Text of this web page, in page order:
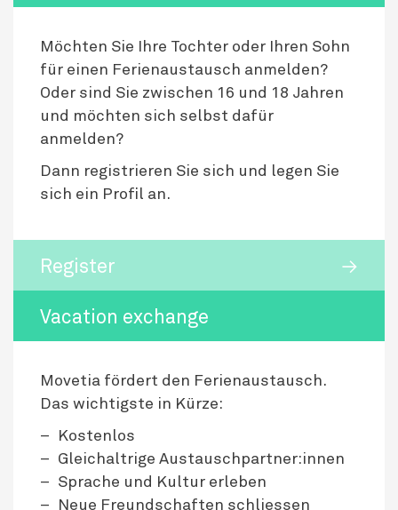
Möchten Sie Ihre Tochter oder Ihren Sohn
für einen Ferienaustausch anmelden?
Oder sind Sie zwischen 16 und 18 Jahren
und möchten sich selbst dafür
anmelden?
Dann registrieren Sie sich und legen Sie
sich ein Profil an.
Register
Vacation exchange
Movetia fördert den Ferienaustausch.
Das wichtigste in Kürze:
Kostenlos
Gleichaltrige Austauschpartner:innen
Sprache und Kultur erleben
Neue Freundschaften schliessen